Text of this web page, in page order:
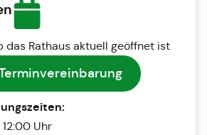
das Rathaus aktuell geöffnet ist
Uhr